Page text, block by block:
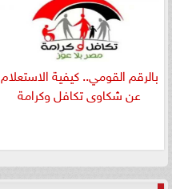
بالرقم القومي.. كيفية الاستعلام
عن شكاوى تكافل وكرامة